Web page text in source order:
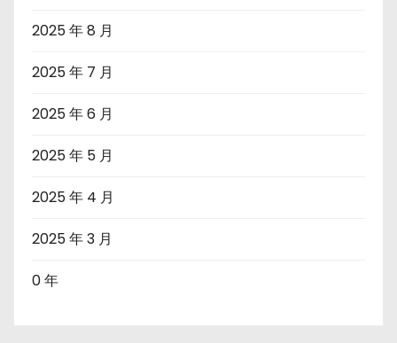
2025 年 8 月
2025 年 7 月
2025 年 6 月
2025 年 5 月
2025 年 4 月
2025 年 3 月
0 年